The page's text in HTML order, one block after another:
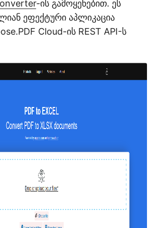
-ის გამოყენებით. ეს
ეფექტური აპლიკაცია
Cloud-ის REST API-ს